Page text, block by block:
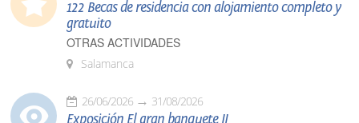
122 Becas de residencia con alojamiento completo y
gratuito
OTRAS ACTIVIDADES
Salamanca
26/06/2026 31/08/2026
Exposición El gran banquete II